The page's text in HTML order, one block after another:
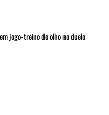
jogo-treino de olho no duelo